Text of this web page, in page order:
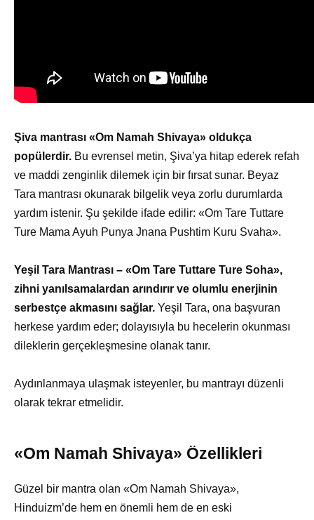
Şiva mantrası «Om Namah Shivaya» oldukça
popülerdir. Bu evrensel metin, Şiva’ya hitap ederek refah
ve maddi zenginlik dilemek için bir fırsat sunar. Beyaz
Tara mantrası okunarak bilgelik veya zorlu durumlarda
yardım istenir. Şu şekilde ifade edilir: «Om Tare Tuttare
Ture Mama Ayuh Punya Jnana Pushtim Kuru Svaha».
Yeşil Tara Mantrası – «Om Tare Tuttare Ture Soha»,
zihni yanılsamalardan arındırır ve olumlu enerjinin
serbestçe akmasını sağlar. Yeşil Tara, ona başvuran
herkese yardım eder; dolayısıyla bu hecelerin okunması
dileklerin gerçekleşmesine olanak tanır.
Aydınlanmaya ulaşmak isteyenler, bu mantrayı düzenli
olarak tekrar etmelidir.
«Om Namah Shivaya» Özellikleri
Güzel bir mantra olan «Om Namah Shivaya»,
Hinduizm’de hem en önemli hem de en eski